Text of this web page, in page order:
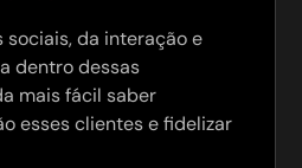
sociais, da interação e
dentro dessas
mais fácil saber
esses clientes e fidelizar